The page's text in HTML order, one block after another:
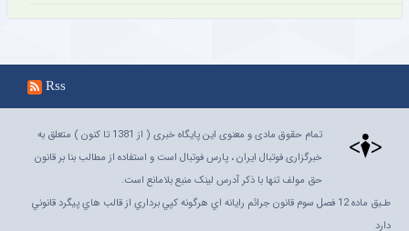
Rss
تمام حقوق مادی و معنوی این پایگاه خبری ( از 1381 تا کنون ) متعلق به
خبرگزاری فوتبال ایران ، پارس فوتبال است و استفاده از مطالب بنا بر قانون
حق مولف تنها با ذکر آدرس لینک منبع بلامانع است.
طـبق ماده 12 فصل سوم قانون جرائم رايانه اي هرگونه کپي برداري از قالب هاي پيگرد قانوني
دارد